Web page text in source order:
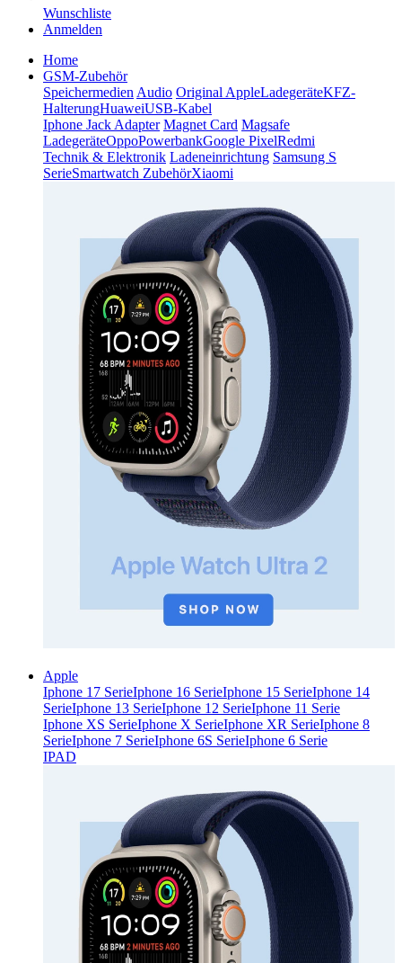
Wunschliste
Anmelden
Home
GSM-Zubehör
Speichermedien Audio Original AppleLadegeräteKFZ-
HalterungHuaweiUSB-Kabel
Iphone Jack Adapter Magnet Card Magsafe
LadegeräteOppoPowerbankGoogle PixelRedmi
Technik & Elektronik Ladeneinrichtung Samsung S
SerieSmartwatch ZubehörXiaomi
Apple
Iphone 17 SerieIphone 16 SerieIphone 15 SerieIphone 14
SerieIphone 13 SerieIphone 12 SerieIphone 11 Serie
Iphone XS SerieIphone X SerieIphone XR SerieIphone 8
SerieIphone 7 SerieIphone 6S SerieIphone 6 Serie
IPAD